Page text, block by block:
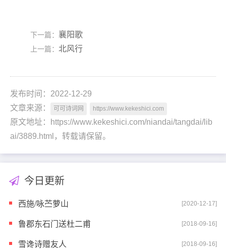
下一篇： 襄阳歌
上一篇： 北风行
发布时间：2022-12-29
文章来源：
可可诗词网 https://www.kekeshici.com
原文地址：https://www.kekeshici.com/niandai/tangdai/lib
ai/3889.html，转载请保留。
今日更新
西施/咏苎萝山 [2020-12-17]
鲁郡东石门送杜二甫 [2018-09-16]
雪谗诗赠友人 [2018-09-16]